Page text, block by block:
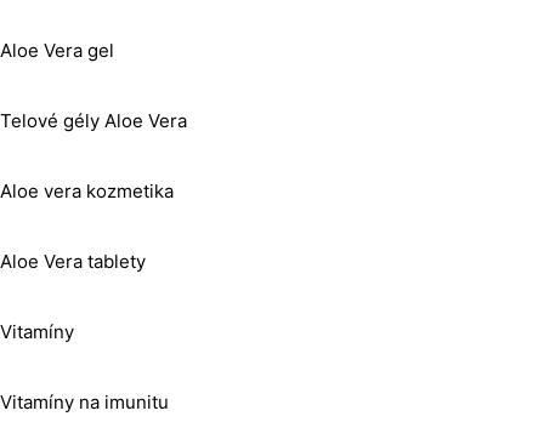
Aloe Vera gel
Telové gély Aloe Vera
Aloe vera kozmetika
Aloe Vera tablety
Vitamíny
Vitamíny na imunitu